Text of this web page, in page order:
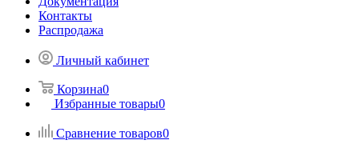
Контакты
Распродажа
Личный кабинет
Корзина0
Избранные товары0
Сравнение товаров0